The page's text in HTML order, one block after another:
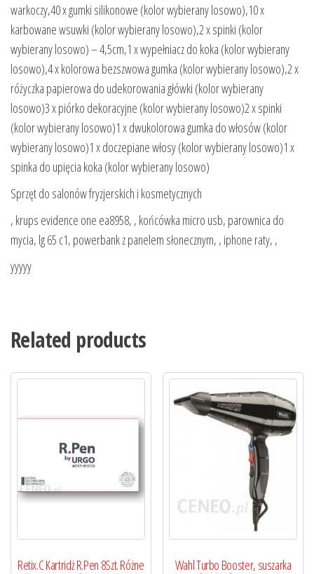
warkoczy,40 x gumki silikonowe (kolor wybierany losowo),10 x
karbowane wsuwki (kolor wybierany losowo),2 x spinki (kolor
wybierany losowo) – 4,5cm,1 x wypełniacz do koka (kolor wybierany
losowo),4 x kolorowa bezszwowa gumka (kolor wybierany losowo),2 x
różyczka papierowa do udekorowania główki (kolor wybierany
losowo)3 x piórko dekoracyjne (kolor wybierany losowo)2 x spinki
(kolor wybierany losowo)1 x dwukolorowa gumka do włosów (kolor
wybierany losowo)1 x doczepiane włosy (kolor wybierany losowo)1 x
spinka do upięcia koka (kolor wybierany losowo)
Sprzęt do salonów fryzjerskich i kosmetycznych
, krups evidence one ea8958, , końcówka micro usb, parownica do
mycia, lg 65 c1, powerbank z panelem słonecznym, , iphone raty, ,
yyyyy
Related products
Retix.C Kartridż R.Pen 8Szt. Różne Wahl Turbo Booster, suszarka